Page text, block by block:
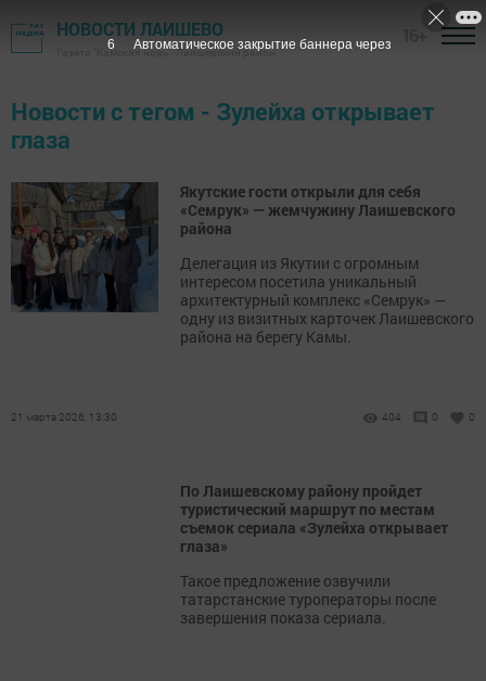
НОВОСТИ ЛАИШЕВО
Газета "Камская новь"- Лаишевский район
Новости с тегом - Зулейха открывает
глаза
Якутские гости открыли для себя
«Семрук» — жемчужину Лаишевского
района
Делегация из Якутии с огромным
интересом посетила уникальный
архитектурный комплекс «Семрук» —
одну из визитных карточек Лаишевского
района на берегу Камы.
21 марта 2026, 13:30 404 0 0
По Лаишевскому району пройдет
туристический маршрут по местам
съемок сериала «Зулейха открывает
глаза»
Такое предложение озвучили
татарстанские туроператоры после
завершения показа сериала.
6 Автоматическое закрытие баннера через